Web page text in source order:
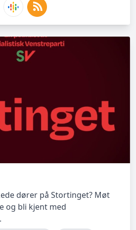
dører på Stortinget? Møt
og bli kjent med